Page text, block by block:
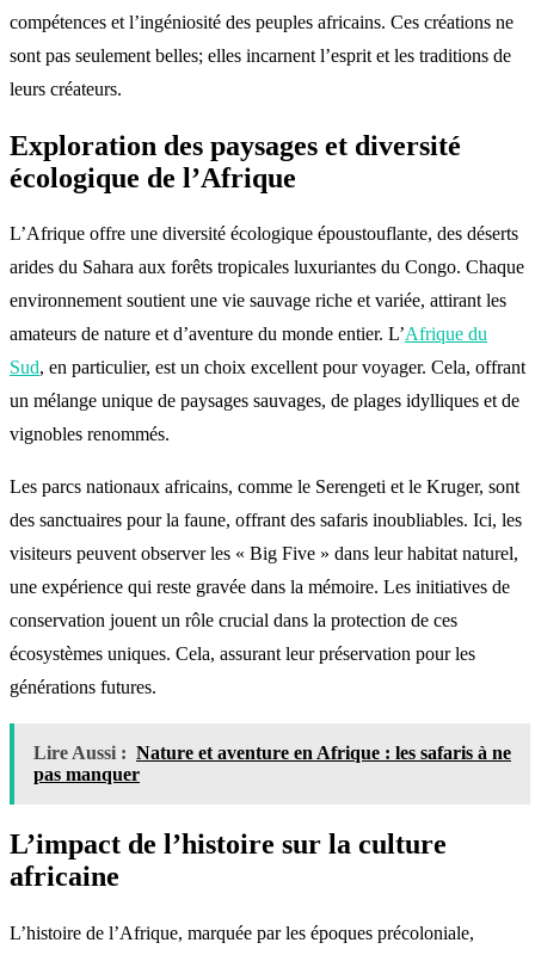
compétences et l’ingéniosité des peuples africains. Ces créations ne
sont pas seulement belles; elles incarnent l’esprit et les traditions de
leurs créateurs.
Exploration des paysages et diversité
écologique de l’Afrique
L’Afrique offre une diversité écologique époustouflante, des déserts
arides du Sahara aux forêts tropicales luxuriantes du Congo. Chaque
environnement soutient une vie sauvage riche et variée, attirant les
amateurs de nature et d’aventure du monde entier. L’Afrique du
Sud, en particulier, est un choix excellent pour voyager. Cela, offrant
un mélange unique de paysages sauvages, de plages idylliques et de
vignobles renommés.
Les parcs nationaux africains, comme le Serengeti et le Kruger, sont
des sanctuaires pour la faune, offrant des safaris inoubliables. Ici, les
visiteurs peuvent observer les « Big Five » dans leur habitat naturel,
une expérience qui reste gravée dans la mémoire. Les initiatives de
conservation jouent un rôle crucial dans la protection de ces
écosystèmes uniques. Cela, assurant leur préservation pour les
générations futures.
Lire Aussi : Nature et aventure en Afrique : les safaris à ne
pas manquer
L’impact de l’histoire sur la culture
africaine
L’histoire de l’Afrique, marquée par les époques précoloniale,